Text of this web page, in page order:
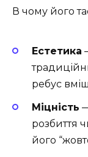
В чому його
Естетика
ребус
Міцність
розбиття
його